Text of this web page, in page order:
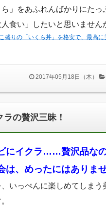
ら」をあふれんばかりにた
食い」したいと思いません
こ盛りの「いくら丼」を格安で、最高
2017年05月18日（木）
ラの贅沢三昧！
にイクラ……贅沢品な
は、めったにはありま
、いっぺんに楽しめてしまう